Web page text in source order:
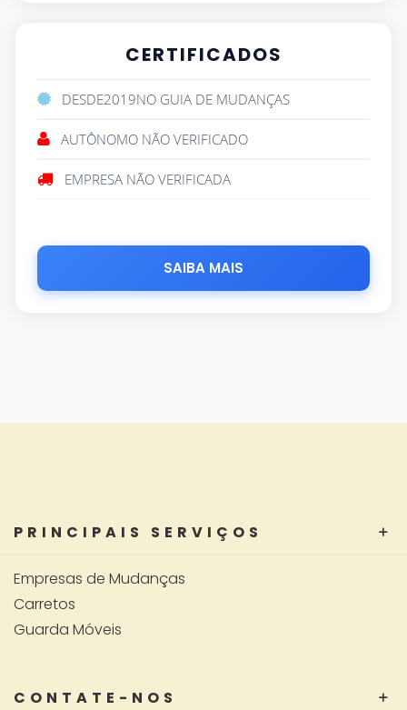
CERTIFICADOS
DESDE2019NO GUIA DE MUDANÇAS
AUTÔNOMO NÃO VERIFICADO
EMPRESA NÃO VERIFICADA
SAIBA MAIS
PRINCIPAIS SERVIÇOS
Empresas de Mudanças
Carretos
Guarda Móveis
CONTATE-NOS